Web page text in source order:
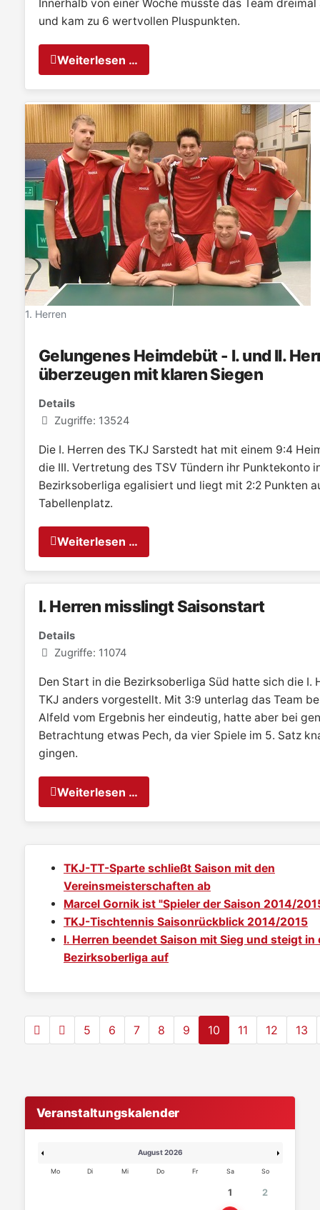
Innerhalb von einer Woche musste das Team
und kam zu 6 wertvollen Pluspunkten.
Weiterlesen …
1. Herren
Gelungenes Heimdebüt - I. und II.
überzeugen mit klaren Siegen
Details
Zugriffe: 13524
Die I. Herren des TKJ Sarstedt hat mit einem 9:4
die III. Vertretung des TSV Tündern ihr Punktekonto
Bezirksoberliga egalisiert und liegt mit 2:2 Punkten
Tabellenplatz.
Weiterlesen …
I. Herren misslingt Saisonstart
Details
Zugriffe: 11074
Den Start in die Bezirksoberliga Süd hatte sich die I.
TKJ anders vorgestellt. Mit 3:9 unterlag das Team
Alfeld vom Ergebnis her eindeutig, hatte aber bei
Betrachtung etwas Pech, da vier Spiele im 5. Satz
gingen.
Weiterlesen …
TKJ-TT-Sparte schließt Saison mit den
Vereinsmeisterschaften ab
Marcel Gornik ist "Spieler der Saison 2014/
TKJ-Tischtennis Saisonrückblick 2014/2015
I. Herren beendet Saison mit Sieg und steigt in
Bezirksoberliga auf
5 6 7 8 9 10 11 12 13
Veranstaltungskalender
August 2026
Mo Di Mi Do Fr Sa So
1 2